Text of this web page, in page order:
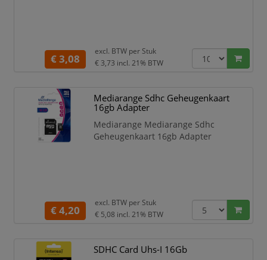
€ 3,08
excl. BTW per Stuk
€ 3,73 incl. 21% BTW
Mediarange Sdhc Geheugenkaart
16gb Adapter
Mediarange Mediarange Sdhc
Geheugenkaart 16gb Adapter
€ 4,20
excl. BTW per Stuk
€ 5,08 incl. 21% BTW
SDHC Card Uhs-I 16Gb